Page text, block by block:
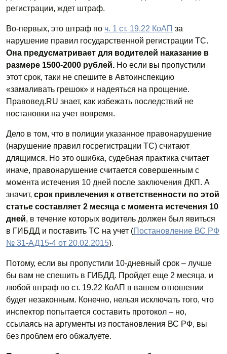
регистрации, ждет штраф.
Во-первых, это штраф по ч. 1 ст. 19.22 КоАП за
нарушение правил государственной регистрации ТС.
Она предусматривает для водителей наказание в
размере 1500-2000 рублей. Но если вы пропустили
этот срок, таки не спешите в Автоинспекцию
«замаливать грешок» и надеяться на прощение.
Правовед.RU знает, как избежать последствий не
постановки на учет вовремя.
Дело в том, что в полиции указанное правонарушение
(нарушение правил госрегистрации ТС) считают
длящимся. Но это ошибка, судебная практика считает
иначе, правонарушение считается совершенным с
момента истечения 10 дней после заключения ДКП. А
значит, срок привлечения к ответственности по этой
статье составляет 2 месяца с момента истечения 10
дней, в течение которых водитель должен был явиться
в ГИБДД и поставить ТС на учет (Постановление ВС РФ
№ 31-АД15-4 от 20.02.2015).
Потому, если вы пропустили 10-дневный срок – лучше
бы вам не спешить в ГИБДД. Пройдет еще 2 месяца, и
любой штраф по ст. 19.22 КоАП в вашем отношении
будет незаконным. Конечно, нельзя исключать того, что
инспектор попытается составить протокол – но,
ссылаясь на аргументы из постановления ВС РФ, вы
без проблем его обжалуете.